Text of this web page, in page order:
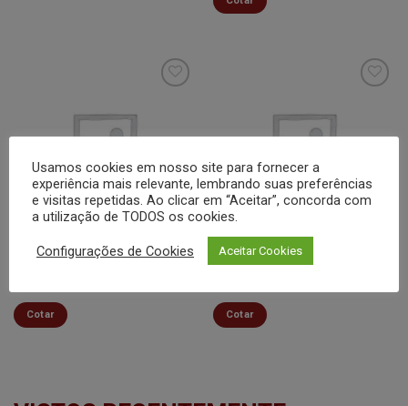
Minha
desejos
COZINHA
Cotar
Minha
COZINHA
Pires I ARC22662 – Hoteliere
Cotar
Usamos cookies em nosso site para fornecer a
experiência mais relevante, lembrando suas preferências
e visitas repetidas. Ao clicar em “Aceitar”, concorda com
a utilização de TODOS os cookies.
Configurações de Cookies Aceitar Cookies